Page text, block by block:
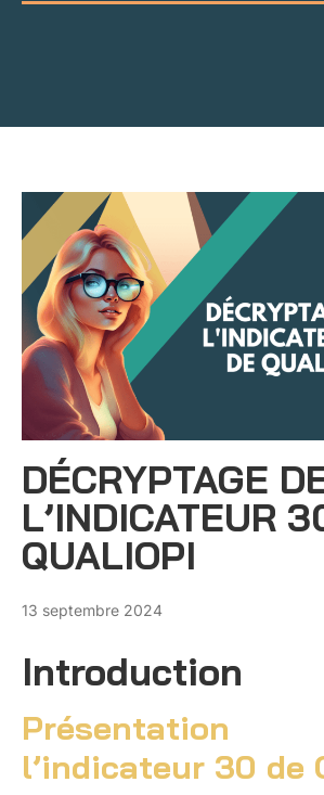
DÉCRYPTAGE
L’INDICATEUR
QUALIOPI
13 septembre 2024
Introduction
l’indicateur 30 de